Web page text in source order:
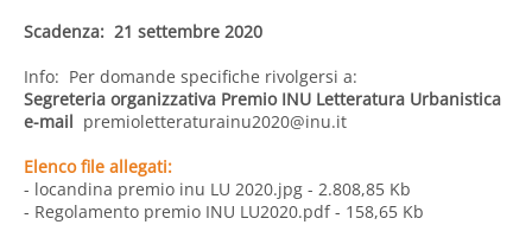
Scadenza: 21 settembre 2020
Info: Per domande specifiche rivolgersi a:
Segreteria organizzativa Premio INU Letteratura Urbanistica
e-mail premioletteraturainu2020@inu.it
Elenco file allegati:
- locandina premio inu LU 2020.jpg - 2.808,85 Kb
- Regolamento premio INU LU2020.pdf- 158,65 Kb